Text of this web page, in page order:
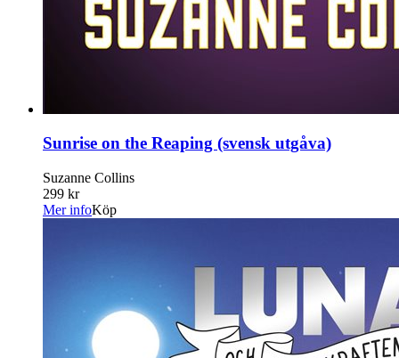
Sunrise on the Reaping (svensk utgåva)
Suzanne Collins
299 kr
Mer infoKöp